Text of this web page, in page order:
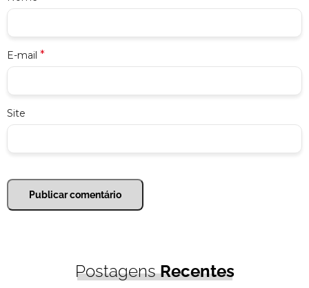
E-mail *
Site
PostagensRecentes